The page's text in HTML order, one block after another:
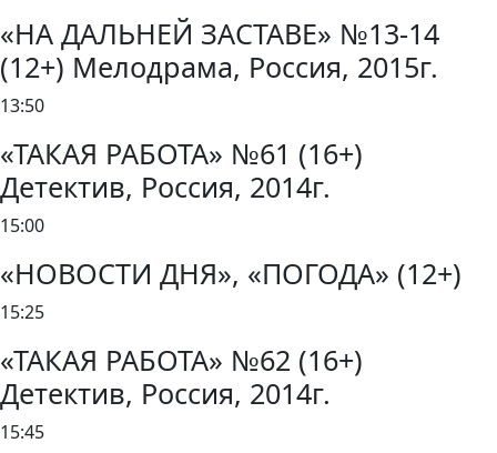
«НА ДАЛЬНЕЙ ЗАСТАВЕ» №13-14
(12+) Мелодрама, Россия, 2015г.
13:50
«ТАКАЯ РАБОТА» №61 (16+)
Детектив, Россия, 2014г.
15:00
«НОВОСТИ ДНЯ», «ПОГОДА» (12+)
15:25
«ТАКАЯ РАБОТА» №62 (16+)
Детектив, Россия, 2014г.
15:45